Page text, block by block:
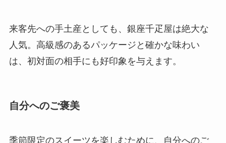
来客先への手土産としても、銀座千疋屋は絶大な
人気。高級感のあるパッケージと確かな味わい
は、初対面の相手にも好印象を与えます。
自分へのご褒美
季節限定のスイーツを楽しむために、自分へのご